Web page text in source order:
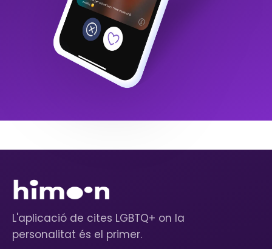
L'aplicació de cites LGBTQ+ on la
personalitat és el primer.